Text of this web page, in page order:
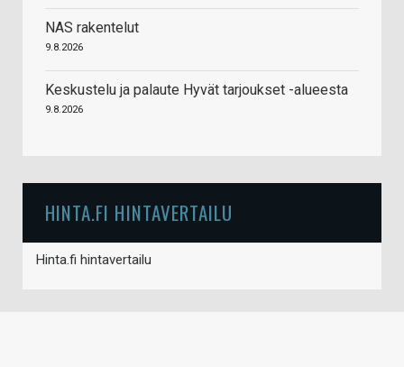
NAS rakentelut
9.8.2026
Keskustelu ja palaute Hyvät tarjoukset -alueesta
9.8.2026
HINTA.FI HINTAVERTAILU
Hinta.fi hintavertailu